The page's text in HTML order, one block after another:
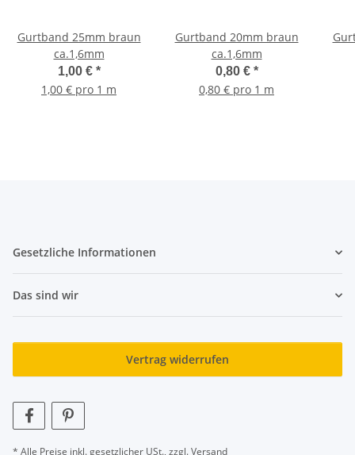
Gurtband 25mm braun
ca.1,6mm
1,00 € *
1,00 € pro 1 m
Gurtband 20mm braun
ca.1,6mm
0,80 € *
0,80 € pro 1 m
Gesetzliche Informationen
Das sind wir
Vertrag widerrufen
* Alle Preise inkl. gesetzlicher USt., zzgl.Versand